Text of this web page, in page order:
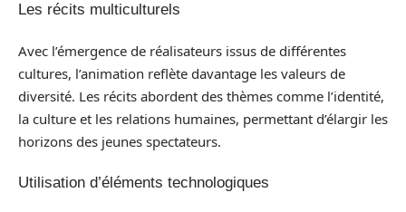
Les récits multiculturels
Avec l’émergence de réalisateurs issus de différentes
cultures, l’animation reflète davantage les valeurs de
diversité. Les récits abordent des thèmes comme l’identité,
la culture et les relations humaines, permettant d’élargir les
horizons des jeunes spectateurs.
Utilisation d’éléments technologiques